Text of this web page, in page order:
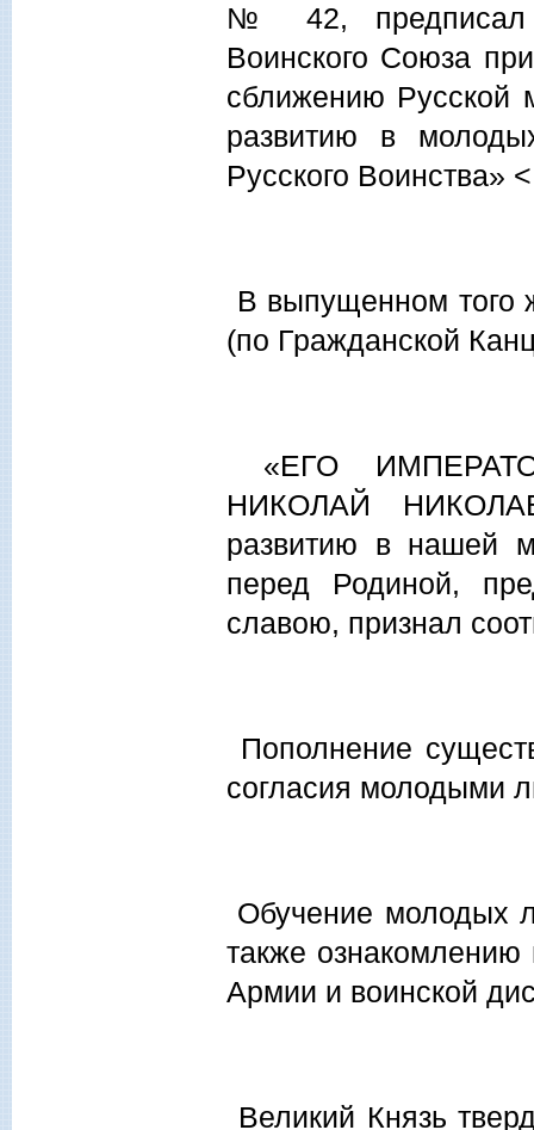
№ 42, предписал
Воинского Союза
сближению Русской
развитию в
Русского Воинства»
В выпущенном того
(по Гражданской
«ЕГО
НИКОЛАЙ
развитию в нашей
перед Родиной,
славою, признал
Пополнение
согласия молодыми
Обучение молодых
также
Армии и воинской
Великий Князь